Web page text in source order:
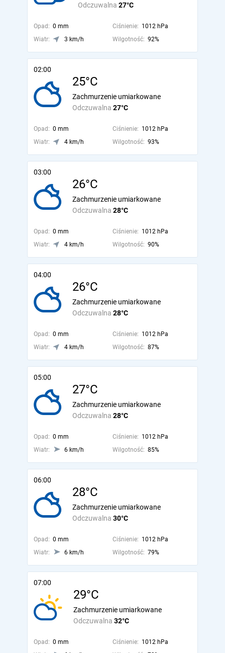
Odczuwalna 27°C
Opad: 0 mm Ciśnienie: 1012 hPa
Wiatr:
3 km/h Wilgotność: 92%
02:00
25°C
Odczuwalna 27°C
Zachmurzenie umiarkowane
Opad: 0 mm Ciśnienie: 1012 hPa
Wiatr:
4 km/h Wilgotność: 93%
03:00
26°C
Odczuwalna 28°C
Zachmurzenie umiarkowane
Opad: 0 mm Ciśnienie: 1012 hPa
Wiatr:
4 km/h Wilgotność: 90%
04:00
26°C
Odczuwalna 28°C
Zachmurzenie umiarkowane
Opad: 0 mm Ciśnienie: 1012 hPa
Wiatr:
4 km/h Wilgotność: 87%
05:00
27°C
Odczuwalna 28°C
Zachmurzenie umiarkowane
Opad: 0 mm Ciśnienie: 1012 hPa
Wiatr:
6 km/h Wilgotność: 85%
06:00
28°C
Odczuwalna 30°C
Zachmurzenie umiarkowane
Opad: 0 mm Ciśnienie: 1012 hPa
Wiatr:
6 km/h Wilgotność: 79%
07:00
29°C
Odczuwalna 32°C
Zachmurzenie umiarkowane
Opad: 0 mm Ciśnienie: 1012 hPa